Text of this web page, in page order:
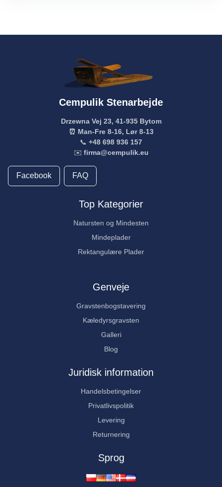
Cempulik Stenarbejde
Drzewna Vej 23, 41-935 Bytom
⏰ Man-Fre 8-16, Lør 8-13
📞 +48 698 936 157
✉️ firma@cempulik.eu
Facebook FAQ
Top Kategorier
Natursten og Mindesten
Mindeplader
Rektangulære Plader
Genveje
Gravstenbogstavering
Kæledyrsgravsten
Galleri
Blog
Juridisk information
Handelsbetingelser
Privatlivspolitik
Levering
Returnering
Sprog